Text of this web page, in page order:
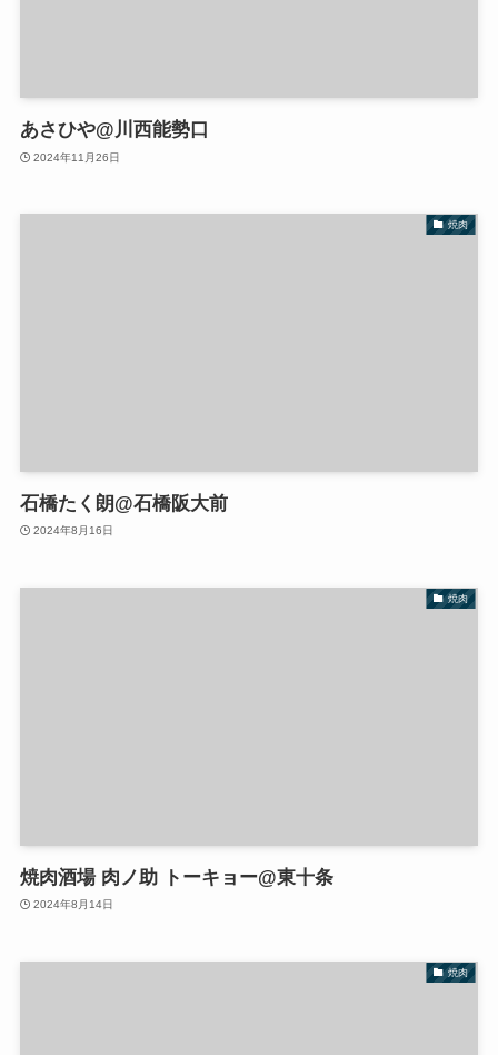
あさひや@川西能勢口
2024年11月26日
焼肉
石橋たく朗@石橋阪大前
2024年8月16日
焼肉
焼肉酒場 肉ノ助 トーキョー@東十条
2024年8月14日
焼肉